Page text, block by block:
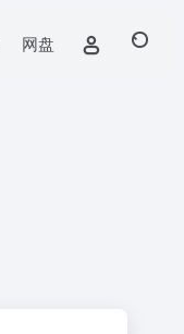
网盘